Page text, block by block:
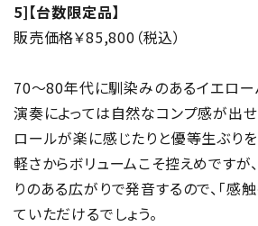
5]【台数限定品】
販売価格￥85,800（税込）
70～80年代に馴染みのあるイエロー
演奏によっては自然なコンプ感が出せ
ロールが楽に感じたりと優等生ぶり
軽さからボリュームこそ控えめですが
りのある広がりで発音するので、「感
ていただけるでしょう。